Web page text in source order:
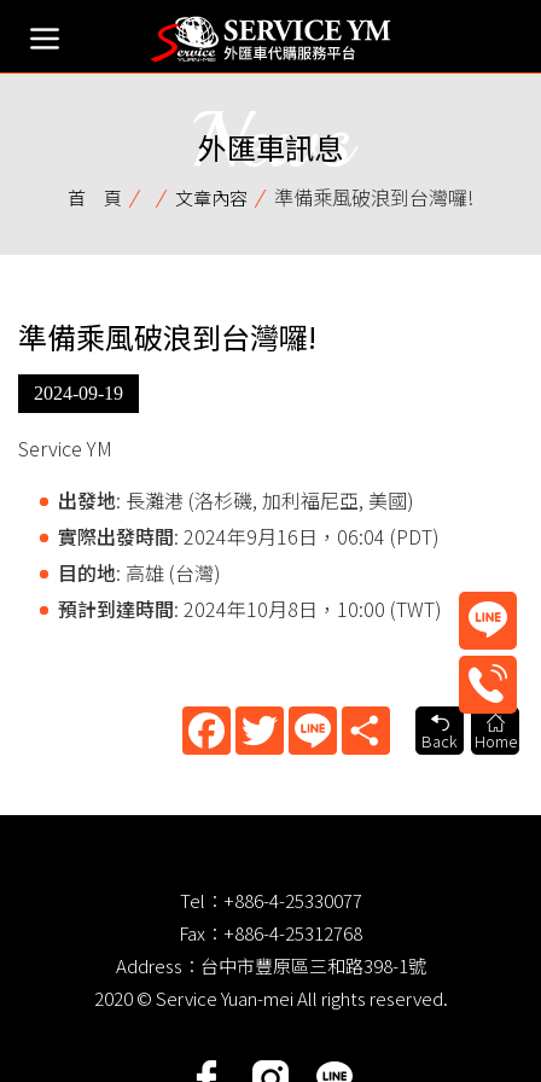
News
外匯車訊息
首 頁 文章內容 準備乘風破浪到台灣囉!
準備乘風破浪到台灣囉!
2024-09-19
Service YM
出發地: 長灘港 (洛杉磯, 加利福尼亞, 美國)
實際出發時間: 2024年9月16日，06:04 (PDT)
目的地: 高雄 (台灣)
預計到達時間: 2024年10月8日，10:00 (TWT)
FacebookTwitter Line
Share
Back
Home
Tel： +886-4-25330077
Fax：+886-4-25312768
Address：台中市豐原區三和路398-1號
2020 © Service Yuan-mei All rights reserved.